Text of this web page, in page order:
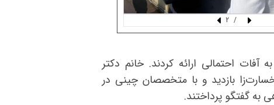
/ 2
احتمالی ارائه کردند. خانم دکتر
بازدید و با متخصصان چینی در
گفتگو پرداختند.